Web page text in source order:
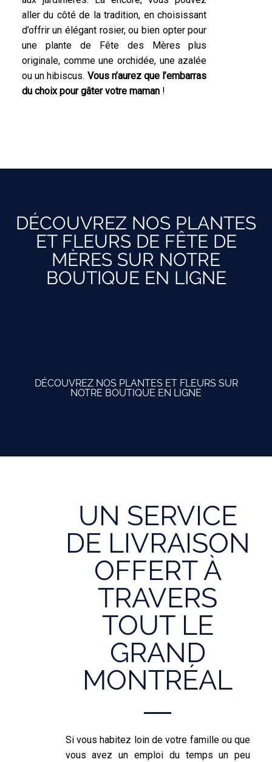
aller du côté de la tradition, en choisissant
d’offrir un élégant rosier, ou bien opter pour
une plante de Fête des Mères plus
originale, comme une orchidée, une azalée
ou un hibiscus. Vous n’aurez que l’embarras
du choix pour gâter votre maman!
DÉCOUVREZ NOS PLANTES
ET FLEURS DE FÊTE DE
MÈRES SUR NOTRE
BOUTIQUE EN LIGNE
DÉCOUVREZ NOS PLANTES ET FLEURS SUR
NOTRE BOUTIQUE EN LIGNE
UN SERVICE
DE LIVRAISON
OFFERT À
TRAVERS
TOUT LE
GRAND
MONTRÉAL
Si vous habitez loin de votre famille ou que
vous avez un emploi du temps un peu